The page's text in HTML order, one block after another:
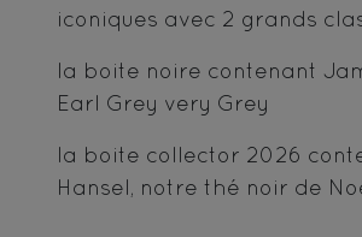
iconiques avec 2 grands
la boite noire contenant
Earl Grey very Grey
la boite collector 2026
Hansel, notre thé noir de